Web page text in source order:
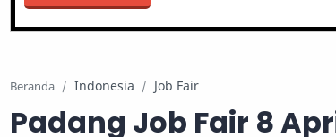
Beranda Indonesia Job Fair
Padang Job Fair 8